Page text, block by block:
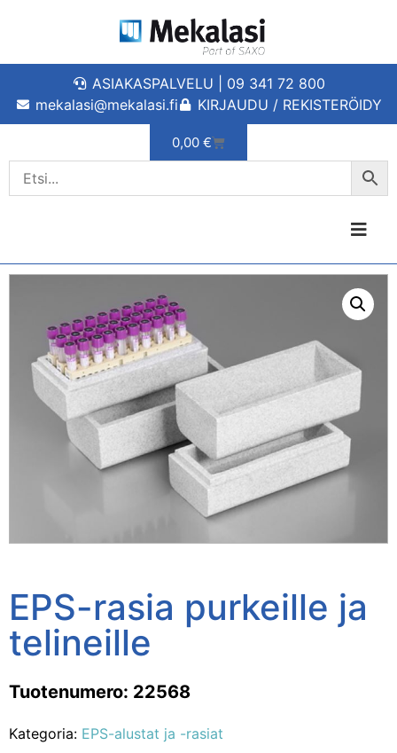
ASIAKASPALVELU | 09 341 72 800
mekalasi@mekalasi.fi
KIRJAUDU / REKISTERÖIDY
0,00 €
EPS-rasia purkeille ja
telineille
Tuotenumero: 22568
Kategoria: EPS-alustat ja -rasiat